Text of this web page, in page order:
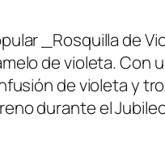
_Rosquilla de
de violeta. Con
de violeta y
durante el